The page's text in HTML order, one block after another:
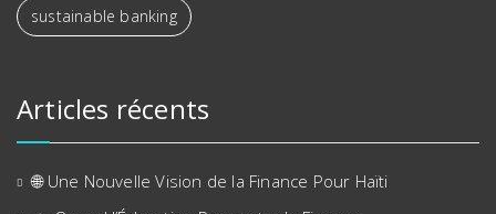
sustainable banking
Articles récents
🌐 Une Nouvelle Vision de la Finance Pour Haïti